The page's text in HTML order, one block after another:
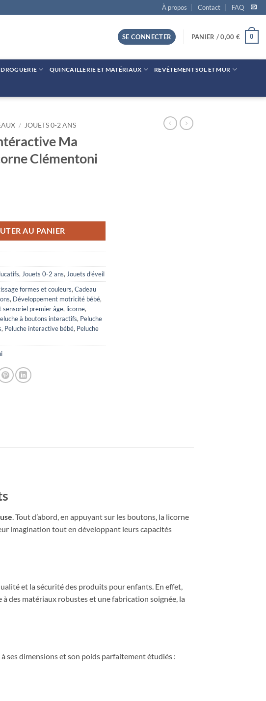
À propos Contact FAQ
SE CONNECTER PANIER /0,00 € 0
DROGUERIE QUINCAILLERIE ET MATÉRIAUX REVÊTEMENT SOL ET MUR
/ JOUETS 0-2 ANS
Ma
Clémentoni
AU PANIER
, Jouets 0-2 ans, Jouets d’éveil
formes et couleurs, Cadeau
, Développement motricité bébé,
sensoriel premier âge, licorne,
à boutons interactifs, Peluche
, Peluche interactive bébé, Peluche
. Tout d’abord, en appuyant sur les boutons, la licorne
imagination tout en développant leurs capacités
et la sécurité des produits pour enfants. En effet,
des matériaux robustes et une fabrication soignée, la
ses dimensions et son poids parfaitement étudiés :